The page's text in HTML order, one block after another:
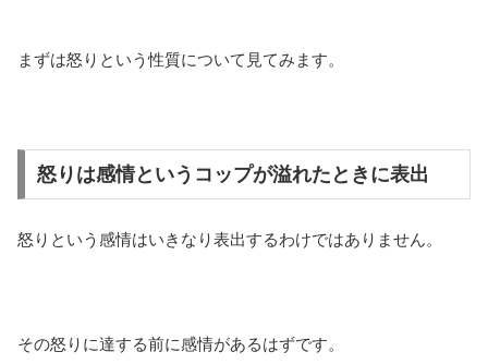
まずは怒りという性質について見てみます。
怒りは感情というコップが溢れたときに表出
怒りという感情はいきなり表出するわけではありません。
その怒りに達する前に感情があるはずです。